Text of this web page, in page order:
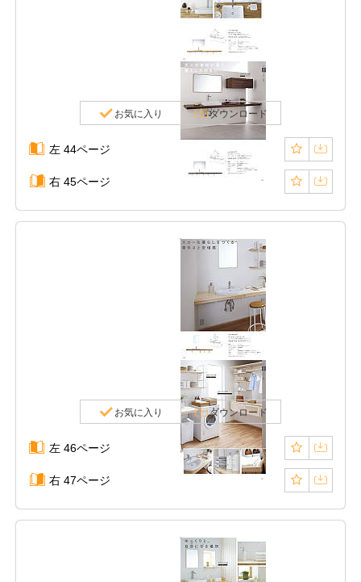
お気に入り ダウンロード
左 44ページ
右 45ページ
お気に入り ダウンロード
左 46ページ
右 47ページ